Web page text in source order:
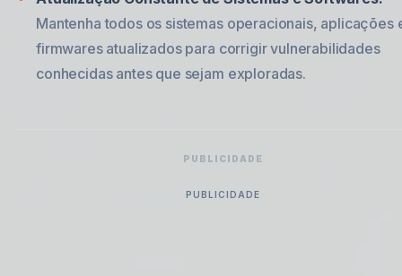
Mantenha todos os sistemas operacionais, aplicações
firmwares atualizados para corrigir vulnerabilidades
conhecidas antes que sejam exploradas.
PUBLICIDADE
PUBLICIDADE